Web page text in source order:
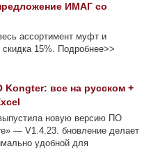
ИМАГ со
ассортимент муфт и
15%. Подробнее>>
все на русском +
новую версию ПО
— V1.4.23. бновление делает
удобной для